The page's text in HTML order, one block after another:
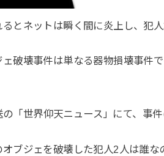
とネットは瞬く間に炎上し、犯
ェ破壊事件は単なる器物損壊事件
「世界仰天ニュース」にて、事件
ブジェを破壊した犯人2人は誰な